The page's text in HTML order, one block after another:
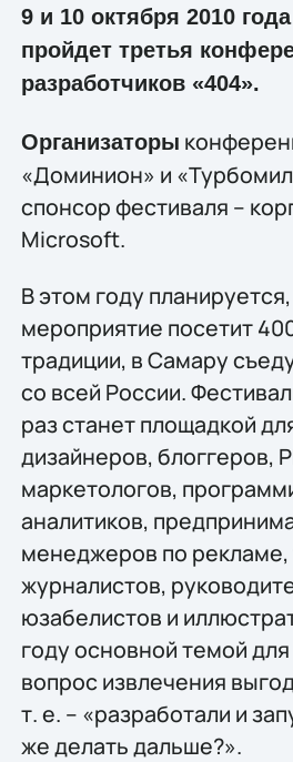
9 и 10 октября 2010
пройдет третья
разработчиков «404».
Организаторы
«Доминион» и
спонсор фестиваля –
Microsoft.
В этом году
мероприятие посетит
традиции, в Самару
со всей России.
раз станет площадкой
дизайнеров, блоггеров,
маркетологов,
аналитиков,
менеджеров по рекламе,
журналистов,
юзабелистов и
году основной темой
вопрос извлечения
т. е. – «разработали и
же делать дальше?».